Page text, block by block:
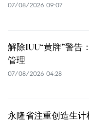
07/08/2026 09:07
解除IUU“黄牌”警告
管理
07/08/2026 04:28
永隆省注重创造生